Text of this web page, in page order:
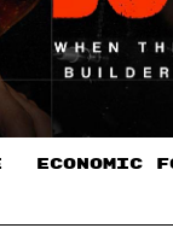
ECONOMIC